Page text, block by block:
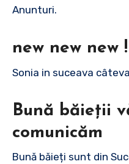
Anunturi.
new new new
Sonia in suceava
Bună băieții
comunicăm
Bună băieți sunt din Suceava și aștept întâlnirile